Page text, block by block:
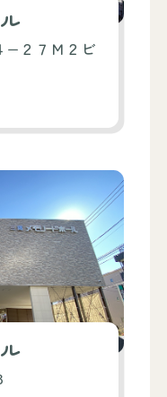
−２７Ｍ２ビ